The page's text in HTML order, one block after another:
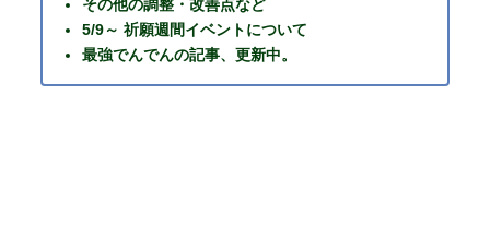
その他の調整・改善点など
5/9～ 祈願週間イベントについて
最強でんでんの記事、更新中。